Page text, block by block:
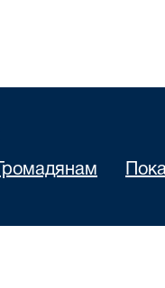
Громадянам